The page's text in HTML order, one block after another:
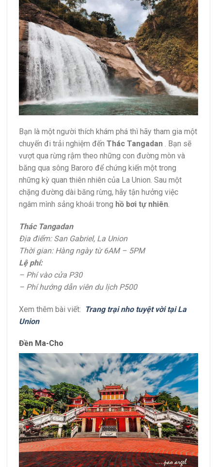
Bạn là một người thích khám phá thì hãy tham gia một
chuyến đi trải nghiệm đến Thác Tangadan . Bạn sẽ
vượt qua rừng rậm theo những con đường mòn và
băng qua sông Baroro để chứng kiến ​​một trong
những kỳ quan thiên nhiên của La Union. Sau một
chặng đường dài băng rừng, hãy tận hưởng việc
ngâm mình sảng khoái trong hồ bơi tự nhiên.
Thác Tangadan
Địa điểm: San Gabriel, La Union
Thời gian: Hàng ngày từ 6AM – 5PM
Lệ phí:
– Phí vào cửa P30
– Phí hướng dẫn viên du lịch P500
Xem thêm bài viết:
Trang trại nho tuyệt vời tại La
Union
Đền Ma-Cho